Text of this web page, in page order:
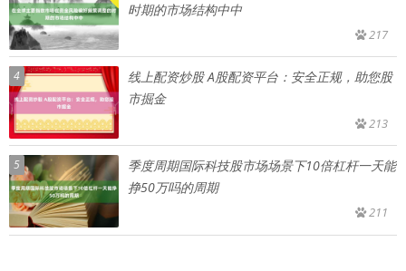
时期的市场结构中中
217
4
线上配资炒股 A股配资平台：安全正规，助您股
市掘金
213
5
季度周期国际科技股市场场景下10倍杠杆一天能
挣50万吗的周期
211